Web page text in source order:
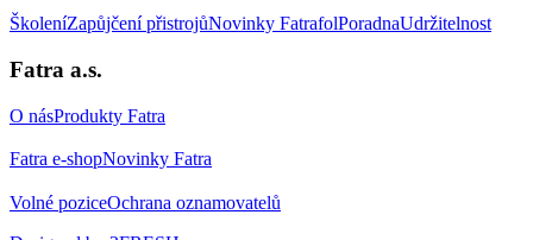
ŠkoleníZapůjčení přistrojůNovinky FatrafolPoradnaUdržitelnost
Fatra a.s.
O násProdukty Fatra
Fatra e-shopNovinky Fatra
Volné poziceOchrana oznamovatelů